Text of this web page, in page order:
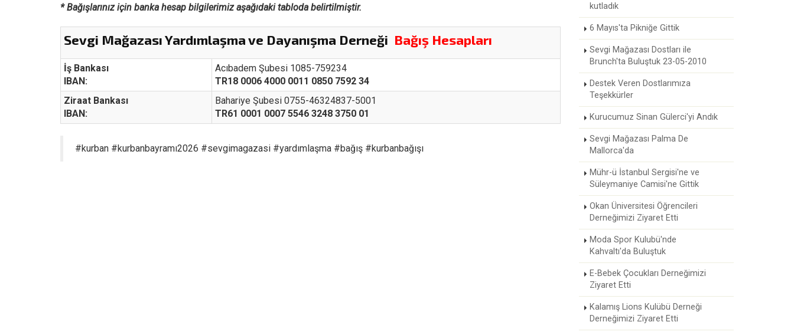
* Bağışlarınız için banka hesap bilgilerimiz aşağıdaki tabloda belirtilmiştir.
Sevgi Mağazası Yardımlaşma ve Dayanışma Derneği Bağış Hesapları
İş Bankası
IBAN:
Acıbadem Şubesi 1085-759234
TR18 0006 4000 0011 0850 7592 34
Ziraat Bankası
IBAN:
Bahariye Şubesi 0755-46324837-5001
TR61 0001 0007 5546 3248 3750 01
#kurban #kurbanbayramı2026 #sevgimagazasi #yardımlaşma #bağış #kurbanbağışı
kutladık
6 Mayıs'ta Pikniğe Gittik
Sevgi Mağazası Dostları ile
Brunch'ta Buluştuk 23-05-2010
Destek Veren Dostlarımıza
Teşekkürler
Kurucumuz Sinan Gülerci'yi Andık
Sevgi Mağazası Palma De
Mallorca'da
Mühr-ü İstanbul Sergisi'ne ve
Süleymaniye Camisi'ne Gittik
Okan Üniversitesi Öğrencileri
Derneğimizi Ziyaret Etti
Moda Spor Kulubü'nde
Kahvaltı'da Buluştuk
E-Bebek Çocukları Derneğimizi
Ziyaret Etti
Kalamış Lions Kulübü Derneği
Derneğimizi Ziyaret Etti